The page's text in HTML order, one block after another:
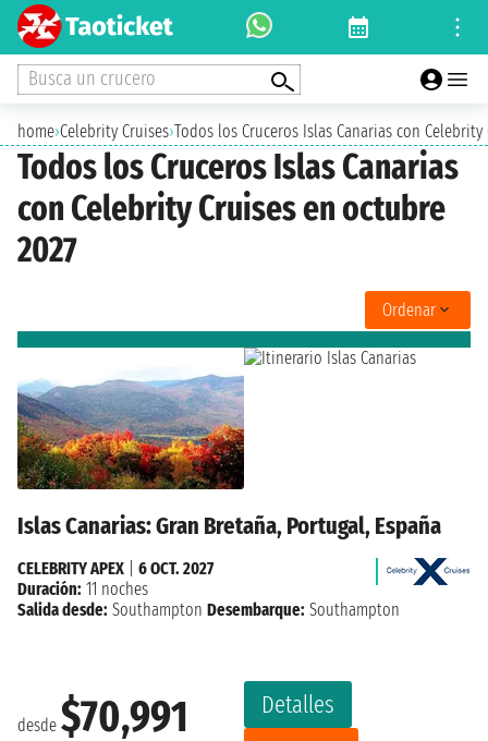
Busca un crucero
home›Celebrity Cruises›Todos los Cruceros Islas Canarias con
Todos los Cruceros Islas Canarias
con Celebrity Cruises en octubre
2027
Ordenar
Islas Canarias: Gran Bretaña, Portugal, España
desde $70,991
Detalles
CELEBRITY APEX
6 OCT. 2027
Duración: 11 noches
Salida desde: Southampton Desembarque: Southampton